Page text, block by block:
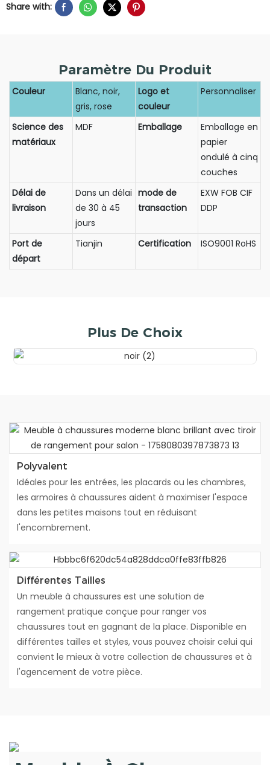
Share with:
Paramètre Du Produit
Couleur
Blanc, noir,
gris, rose
Logo et
couleur
Personnaliser
Science des
matériaux
MDF Emballage
Emballage en
papier
ondulé à cinq
couches
Délai de
livraison
Dans un délai
de 30 à 45
jours
mode de
transaction
EXW FOB CIF
DDP
Port de
départ
Tianjin Certification ISO9001 RoHS
Plus De Choix
Polyvalent
Idéales pour les entrées, les placards ou les chambres,
les armoires à chaussures aident à maximiser l'espace
dans les petites maisons tout en réduisant
l'encombrement.
Différentes Tailles
Un meuble à chaussures est une solution de
rangement pratique conçue pour ranger vos
chaussures tout en gagnant de la place. Disponible en
différentes tailles et styles, vous pouvez choisir celui qui
convient le mieux à votre collection de chaussures et à
l'agencement de votre pièce.